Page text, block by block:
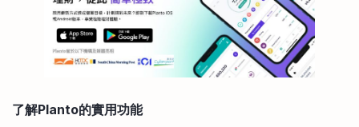
了解Planto的實用功能